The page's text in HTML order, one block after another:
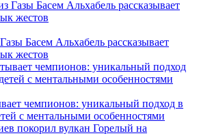
Басем Альхабель рассказывает
жестов
чемпионов: уникальный подход в
с ментальными особенностями